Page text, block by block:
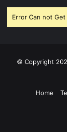
Error Can not
© Copyright
Home